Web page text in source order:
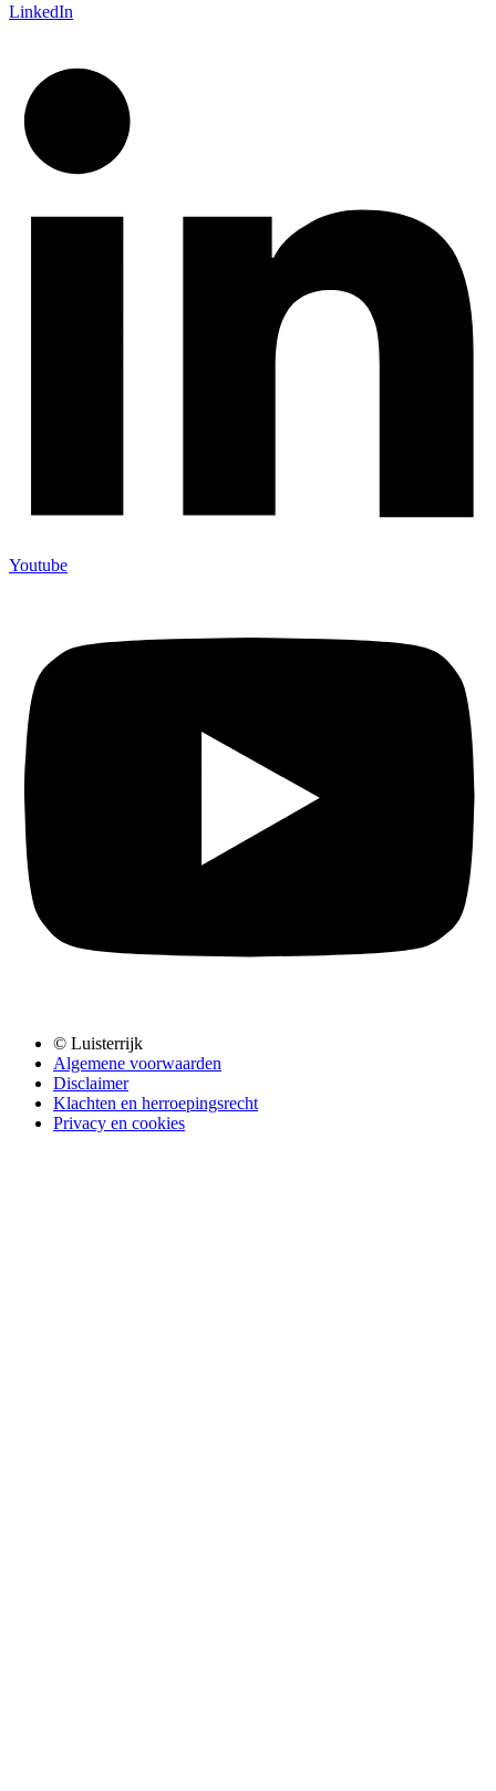
LinkedIn
Youtube
© Luisterrijk
Algemene voorwaarden
Disclaimer
Klachten en herroepingsrecht
Privacy en cookies